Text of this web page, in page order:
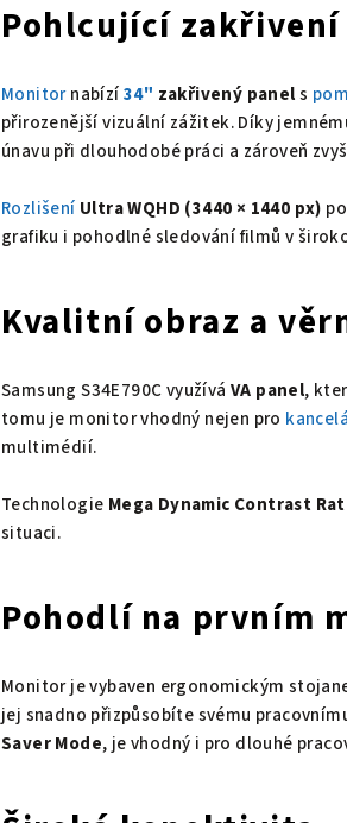
Pohlcující
Monitornabízí34" zakřivený panels
přirozenější vizuální zážitek. Díky
únavu při dlouhodobé práci a zároveň
Rozlišení Ultra WQHD (3440 × 1440 px)
grafiku i pohodlné sledování filmů v
Kvalitní obraz a
Samsung S34E790C využívá VA panel,
tomu je monitor vhodný nejen pro
multimédií.
Technologie Mega Dynamic Contrast
situaci.
Pohodlí na prvním
Monitor je vybaven ergonomickým
jej snadno přizpůsobíte svému
Saver Mode, je vhodný i pro dlouhé